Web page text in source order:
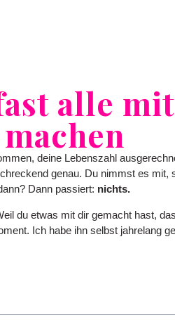
alle mit
deine Lebenszahl
genau. Du nimmst es mit,
Dann passiert: nichts.
du etwas mit dir gemacht hast,
Ich habe ihn selbst jahrelang